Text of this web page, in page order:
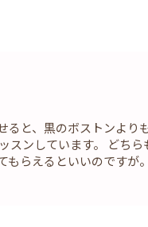
ると、黒のボストンより
スンしています。 どち
らえるといいのですが。